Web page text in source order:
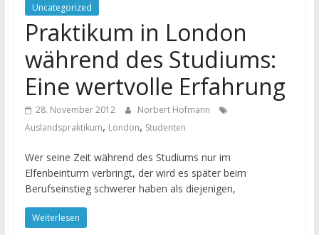
Uncategorized
Praktikum in London
während des Studiums:
Eine wertvolle Erfahrung
28. November 2012
Norbert Hofmann
Auslandspraktikum, London, Studenten
Wer seine Zeit während des Studiums nur im
Elfenbeinturm verbringt, der wird es später beim
Berufseinstieg schwerer haben als diejenigen,
Weiterlesen